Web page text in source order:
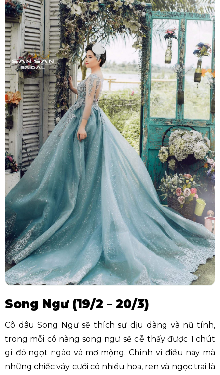
Song Ngư (19/2 – 20/3)
Cô dâu Song Ngư sẽ thích sự dịu dàng và nữ tính,
trong mỗi cô nàng song ngư sẽ dễ thấy được 1 chút
gì đó ngọt ngào và mơ mộng. Chính vì điều này mà
những chiếc váy cưới có nhiều hoa, ren và ngọc trai là